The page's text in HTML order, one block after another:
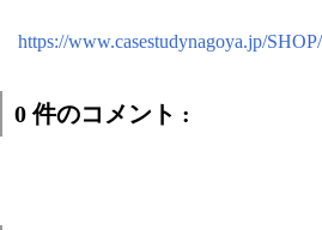
https://www.casestudynagoya.jp/
0 件のコメント :